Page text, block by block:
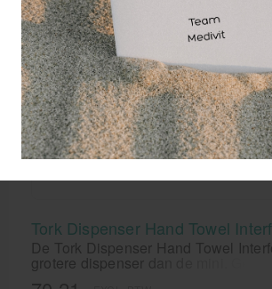
Tork Dispenser Hand Towel
De Tork Dispenser Hand Towel
grotere dispenser dan de mini.
intergevouwen papieren handoekjes